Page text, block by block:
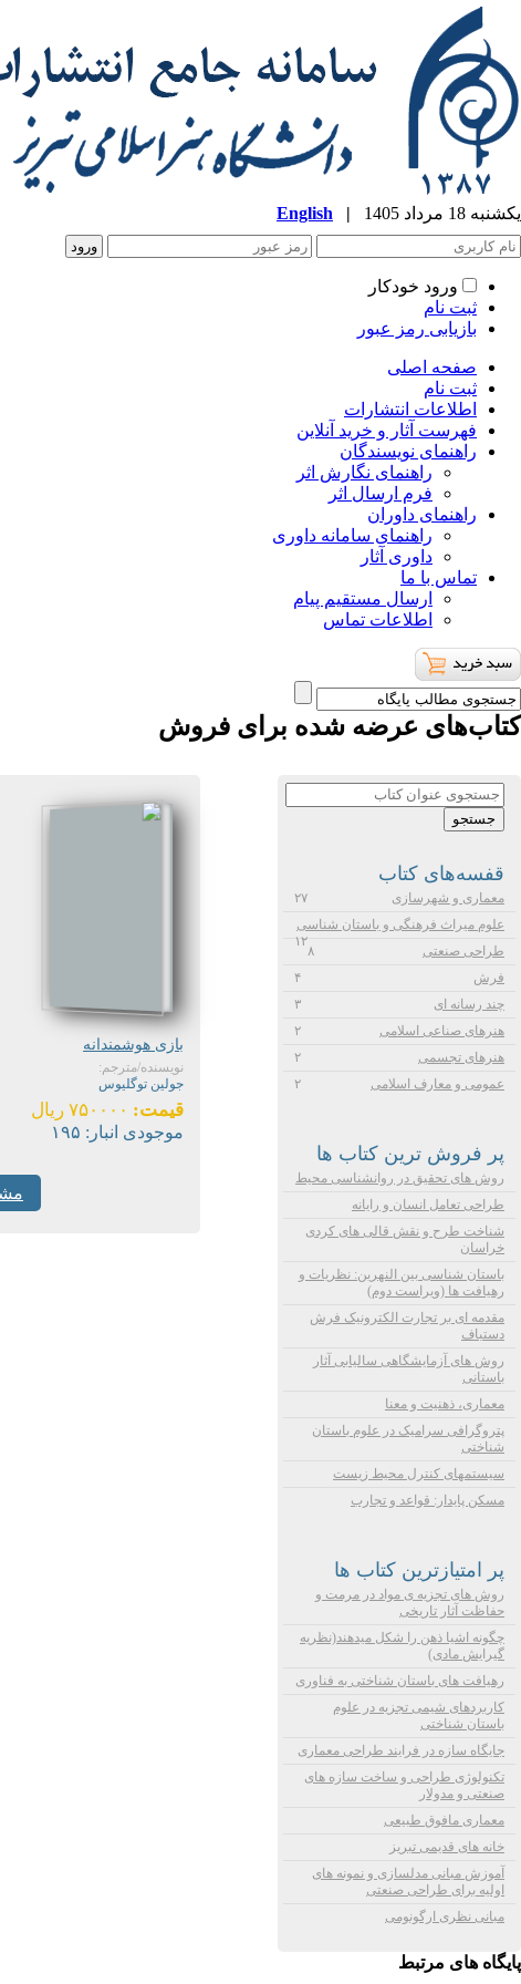
یکشنبه 18 مرداد 1405 |
English
ورود خودکار
ثبت نام
بازیابی رمز عبور
صفحه اصلی
ثبت نام
اطلاعات انتشارات
فهرست آثار و خرید آنلاین
راهنمای نویسندگان
راهنمای نگارش اثر
فرم ارسال اثر
راهنمای داوران
راهنمای سامانه داوری
داوری آثار
تماس با ما
ارسال مستقیم پیام
اطلاعات تماس
كتاب‌های عرضه شده برای فروش
قفسه‌های كتاب
معماری و شهرسازی
۲۷
علوم میراث فرهنگی و باستان شناسی
۱۲
طراحی صنعتی
۸
فرش
۴
چند رسانه ای
۳
هنرهای صناعی اسلامی
۲
هنرهای تجسمی
۲
عمومی و معارف اسلامی
۲
پر فروش ترین کتاب ها
روش های تحقیق در روانشناسی محیط
طراحی تعامل انسان و رایانه
شناخت طرح و نقش قالی های کردی
خراسان
باستان شناسی بین النهرین: نظریات و
رهیافت ها (ویراست دوم)
مقدمه ای بر تجارت الکترونیک فرش
دستباف
روش های آزمایشگاهی سالیابی آثار
باستانی
معماری، ذهنیت و معنا
پتروگرافی سرامیک در علوم باستان
شناختی
سیستمهای کنترل محیط زیست
مسکن پایدار: قواعد و تجارب
پر امتیازترین کتاب ها
روش های تجزیه ی مواد در مرمت و
حفاظت آثار تاریخی
چگونه اشیا ذهن را شکل میدهند(نظریه
گیرایش مادی)
رهیافت های باستان شناختی به فناوری
کاربردهای شیمی تجزیه در علوم
باستان شناختی
جایگاه سازه در فرایند طراحی معماری
تکنولوژی طراحی و ساخت سازه های
صنعتی و مدولار
معماری مافوق طبیعی
خانه های قدیمی تبریز
آموزش مبانی مدلسازی و نمونه های
اولیه برای طراحی صنعتی
مبانی نظری ارگونومی
بازی هوشمندانه
نویسنده/مترجم:
جولین توگلیوس
قیمت:
موجودی انبار: ۱۹۵
پایگاه های مرتبط